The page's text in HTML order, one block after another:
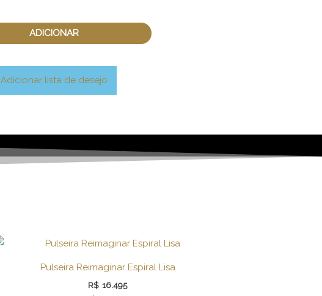
ADICIONAR
Adicionar lista de desejo
Pulseira Reimaginar Espiral Lisa
R$ 16.495